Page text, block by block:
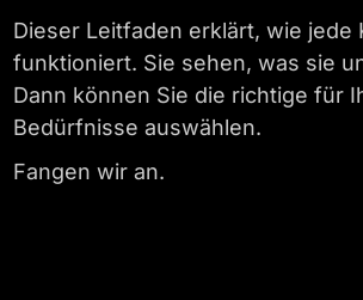
Dieser Leitfaden erklärt, wie jede
funktioniert. Sie sehen, was sie
Dann können Sie die richtige für
Bedürfnisse auswählen.
Fangen wir an.